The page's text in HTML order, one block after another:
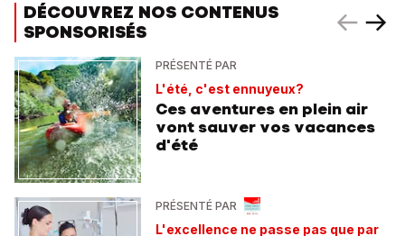
DÉCOUVREZ NOS CONTENUS
SPONSORISÉS
PRÉSENTÉ PAR
L'été, c'est ennuyeux?
Ces aventures en plein air
vont sauver vos vacances
d'été
PRÉSENTÉ PAR
L'excellence ne passe pas que par